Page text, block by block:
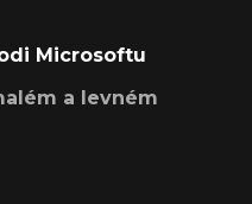
Microsoftu
a levném